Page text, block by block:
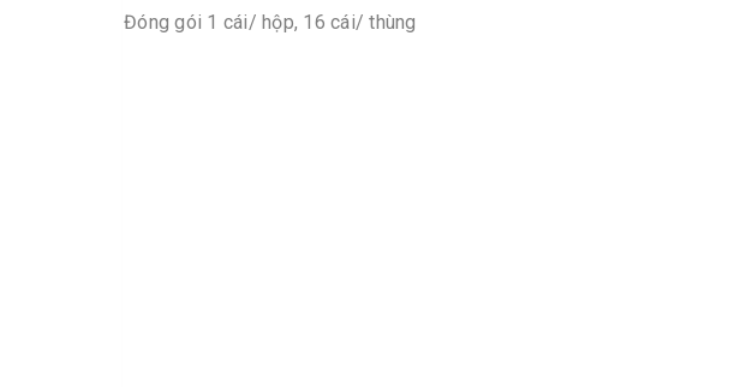
Đóng gói 1 cái/ hộp, 16 cái/ thùng